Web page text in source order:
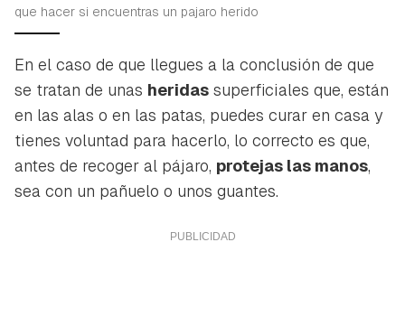
que hacer si encuentras un pajaro herido
En el caso de que llegues a la conclusión de que
se tratan de unas heridas superficiales que, están
en las alas o en las patas, puedes curar en casa y
tienes voluntad para hacerlo, lo correcto es que,
antes de recoger al pájaro, protejas las manos,
sea con un pañuelo o unos guantes.